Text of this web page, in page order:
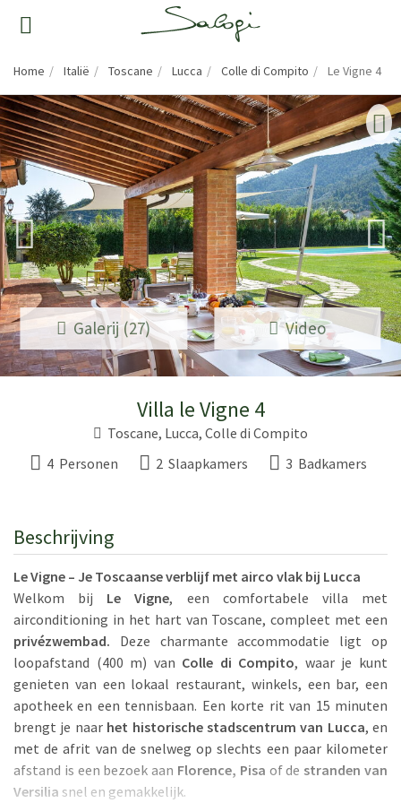
Home Italië Toscane Lucca Colle di Compito Le Vigne 4
Galerij (27) Video
Villa le Vigne 4
Toscane, Lucca, Colle di Compito
4 Personen
2 Slaapkamers 3 Badkamers
Beschrijving
Le Vigne – Je Toscaanse verblijf met airco vlak bij Lucca
Welkom bij Le Vigne, een comfortabele villa met
airconditioning in het hart van Toscane, compleet met een
privézwembad. Deze charmante accommodatie ligt op
loopafstand (400 m) van Colle di Compito, waar je kunt
genieten van een lokaal restaurant, winkels, een bar, een
apotheek en een tennisbaan. Een korte rit van 15 minuten
brengt je naar het historische stadscentrum van Lucca, en
met de afrit van de snelweg op slechts een paar kilometer
afstand is een bezoek aan Florence, Pisa of de stranden van
Versilia snel en gemakkelijk.